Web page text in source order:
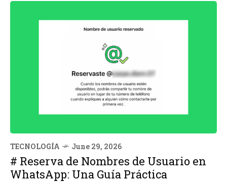
TECNOLOGÍA June 29, 2026
# Reserva de Nombres de Usuario en
WhatsApp: Una Guía Práctica